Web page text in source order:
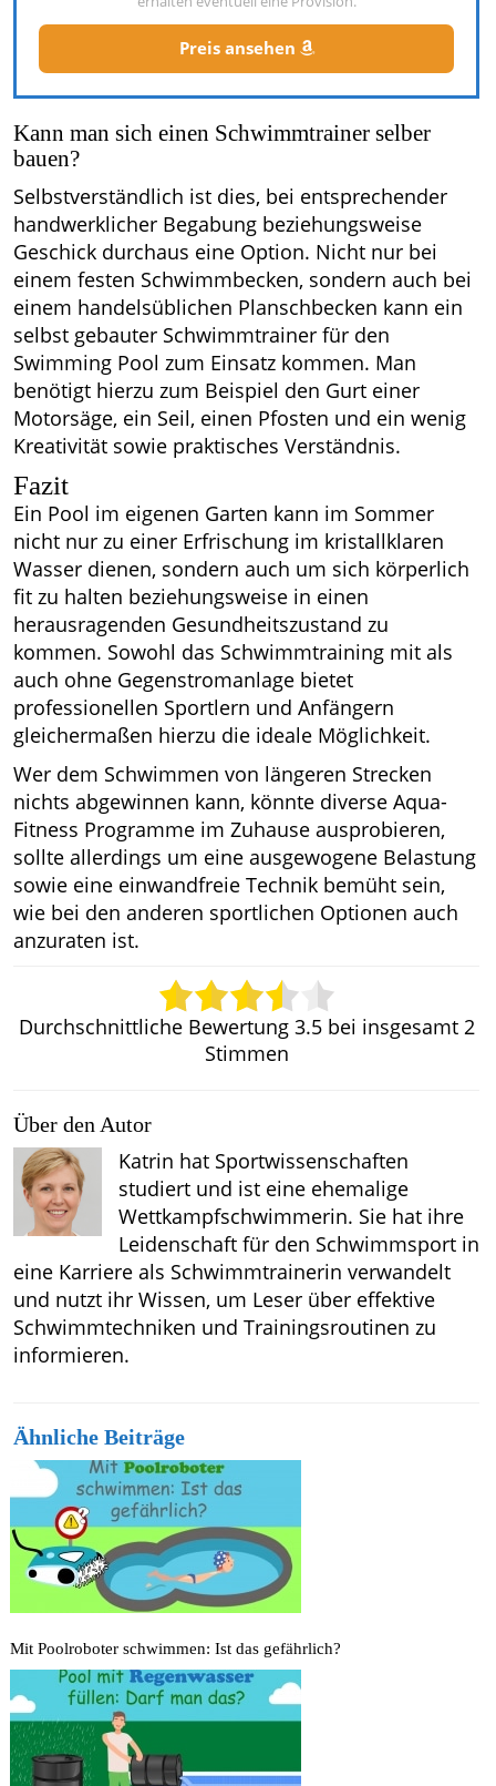
Preis ansehen
Kann man sich einen Schwimmtrainer selber
bauen?
Selbstverständlich ist dies, bei entsprechender
handwerklicher Begabung beziehungsweise
Geschick durchaus eine Option. Nicht nur bei
einem festen Schwimmbecken, sondern auch bei
einem handelsüblichen Planschbecken kann ein
selbst gebauter Schwimmtrainer für den
Swimming Pool zum Einsatz kommen. Man
benötigt hierzu zum Beispiel den Gurt einer
Motorsäge, ein Seil, einen Pfosten und ein wenig
Kreativität sowie praktisches Verständnis.
Fazit
Ein Pool im eigenen Garten kann im Sommer
nicht nur zu einer Erfrischung im kristallklaren
Wasser dienen, sondern auch um sich körperlich
fit zu halten beziehungsweise in einen
herausragenden Gesundheitszustand zu
kommen. Sowohl das Schwimmtraining mit als
auch ohne Gegenstromanlage bietet
professionellen Sportlern und Anfängern
gleichermaßen hierzu die ideale Möglichkeit.
Wer dem Schwimmen von längeren Strecken
nichts abgewinnen kann, könnte diverse Aqua-
Fitness Programme im Zuhause ausprobieren,
sollte allerdings um eine ausgewogene Belastung
sowie eine einwandfreie Technik bemüht sein,
wie bei den anderen sportlichen Optionen auch
anzuraten ist.
Durchschnittliche Bewertung 3.5bei insgesamt 2
Stimmen
Über den Autor
Katrin hat Sportwissenschaften
studiert und ist eine ehemalige
Wettkampfschwimmerin. Sie hat ihre
Leidenschaft für den Schwimmsport in
eine Karriere als Schwimmtrainerin verwandelt
und nutzt ihr Wissen, um Leser über effektive
Schwimmtechniken und Trainingsroutinen zu
informieren.
Ähnliche Beiträge
Mit Poolroboter schwimmen: Ist das gefährlich?